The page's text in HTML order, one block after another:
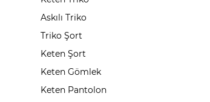
Askılı Triko
Triko Şort
Keten Şort
Keten Gömlek
Keten Pantolon